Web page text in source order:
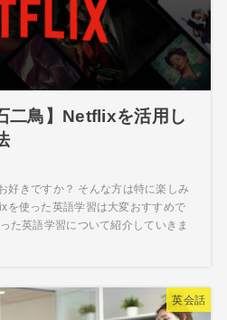
二鳥】Netflixを活用し
好きですか？ そんな方は特に楽しみ
を使った英語学習は大変おすすめで
た英語学習について紹介していきま
英会話